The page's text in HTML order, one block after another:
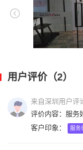
用户评价（2）
来自深圳用户评
评价内容：服务
客户印象：
服务